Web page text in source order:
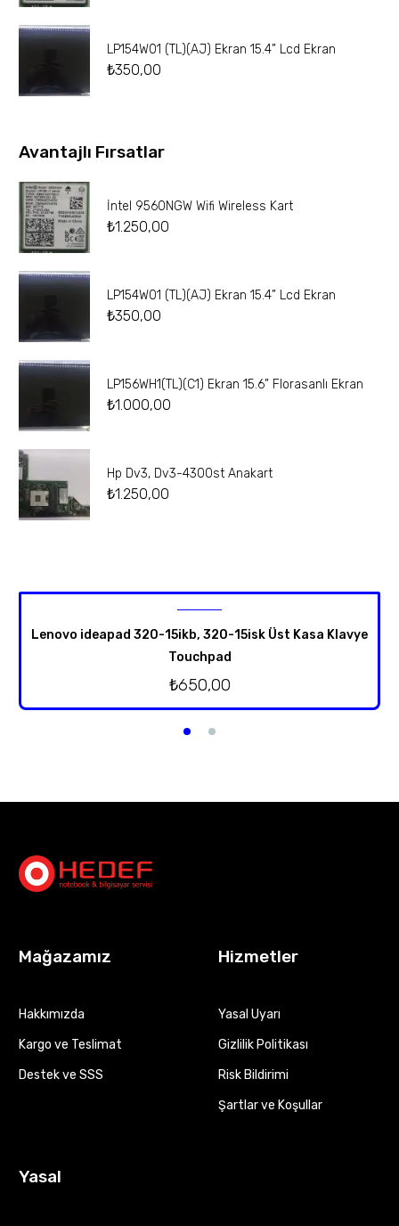
LP154W01 (TL)(AJ) Ekran 15.4” Lcd Ekran
₺350,00
Avantajlı Fırsatlar
İntel 9560NGW Wifi Wireless Kart
₺1.250,00
LP154W01 (TL)(AJ) Ekran 15.4” Lcd Ekran
₺350,00
LP156WH1(TL)(C1) Ekran 15.6” Florasanlı Ekran
₺1.000,00
Hp Dv3, Dv3-4300st Anakart
₺1.250,00
Lenovo ideapad 320-15ikb, 320-15isk Üst Kasa Klavye
Touchpad
₺650,00
Mağazamız
Hakkımızda
Kargo ve Teslimat
Destek ve SSS
Hizmetler
Yasal Uyarı
Gizlilik Politikası
Risk Bildirimi
Şartlar ve Koşullar
Yasal